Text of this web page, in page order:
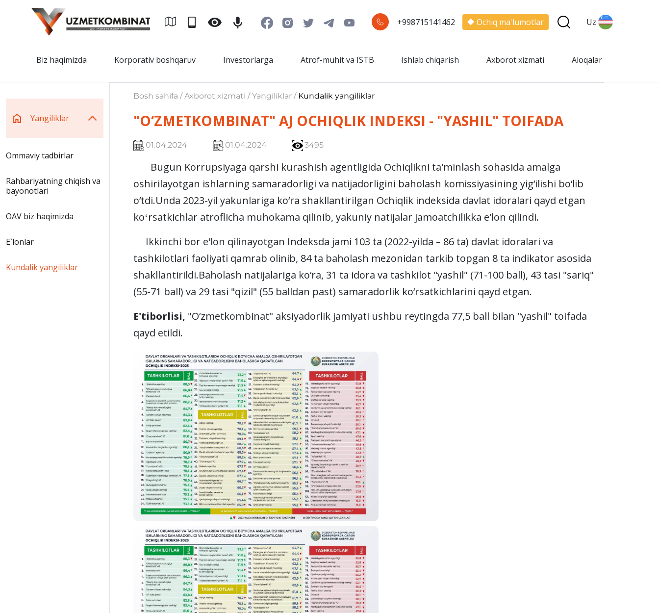
+998715141462 Ochiq ma'lumotlar Uz
Biz haqimizda Korporativ boshqaruv Investorlarga Atrof-muhit va ISTB Ishlab chiqarish Axborot xizmati Aloqalar
Yangiliklar
Ommaviy tadbirlar
Rahbariyatning chiqish va
bayonotlari
OAV biz haqimizda
E`lonlar
Kundalik yangiliklar
Bosh sahifa / Axborot xizmati / Yangiliklar / Kundalik yangiliklar
"O‘ZMETKOMBINAT" AJ OCHIQLIK INDEKSI - "YASHIL" TOIFADA
01.04.2024 01.04.2024 3495
Bugun Korrupsiyaga qarshi kurashish agentligida Ochiqlikni ta'minlash sohasida amalga
oshirilayotgan ishlarning samaradorligi va natijadorligini baholash komissiyasining yig‘ilishi bo‘lib
o‘tdi.Unda 2023-yil yakunlariga ko‘ra shakllantirilgan Ochiqlik indeksida davlat idoralari qayd etgan
koʻrsatkichlar atroflicha muhokama qilinib, yakuniy natijalar jamoatchilikka e'lon qilindi.
Ikkinchi bor e'lon qilinayotgan Indeksda jami 103 ta (2022-yilda – 86 ta) davlat idoralari va
tashkilotlari faoliyati qamrab olinib, 84 ta baholash mezonidan tarkib topgan 8 ta indikator asosida
shakllantirildi.Baholash natijalariga ko‘ra, 31 ta idora va tashkilot "yashil" (71-100 ball), 43 tasi "sariq"
(55-71 ball) va 29 tasi "qizil" (55 balldan past) samaradorlik ko‘rsatkichlarini qayd etgan.
E'tiborlisi, "O‘zmetkombinat" aksiyadorlik jamiyati ushbu reytingda 77,5 ball bilan "yashil" toifada
qayd etildi.